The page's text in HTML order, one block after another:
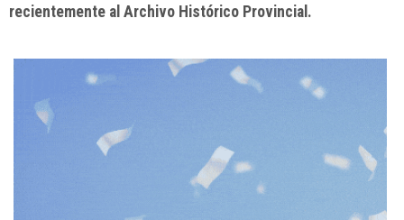
recientemente al Archivo Histórico Provincial.